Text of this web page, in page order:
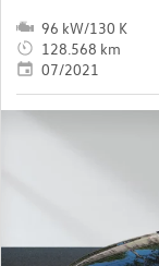
96 kW/130 K
128.568 km
07/2021